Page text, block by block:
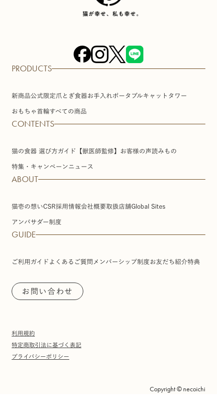
PRODUCTS
新商品公式限定爪とぎ食器お手入れポータブル キャットタワー
おもちゃ首輪すべての商品
CONTENTS
猫の食器 選び方ガイド【獣医師監修】 お客様の声読みもの
特集・キャンペーンニュース
ABOUT
猫壱の想いCSR採用情報会社概要取扱店舗Global Sites
アンバサダー制度
GUIDE
ご利用ガイド よくあるご質問 メンバーシップ制度お友だち紹介特典
お問い合わせ
利用規約
特定商取引法に基づく表記
プライバシーポリシー
Copyright © necoichi